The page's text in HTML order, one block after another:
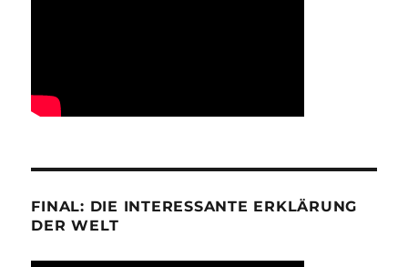
FINAL: DIE INTERESSANTE ERKLÄRUNG
DER WELT